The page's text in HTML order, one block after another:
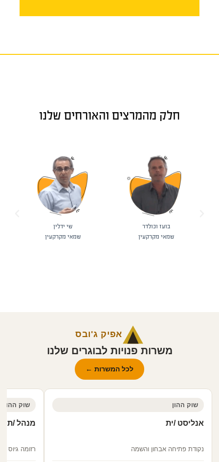
חלק מהמרצים והאורחים שלנו
בועז וכולדר
שמאי מקרקעין
שי ידלין
שמאי מקרקעין
אפיק ג'ובס
משרות פנויות לבוגרים שלנו
לכל המשרות ←
שוק ההון
אנליסט /ית
נקודת פתיחה אבחון והשמה
שוק ההון
מנהל /ת
רזומה גיוס